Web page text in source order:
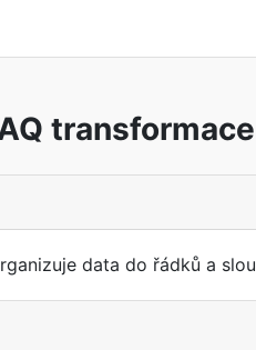
transformace
data do řádků a